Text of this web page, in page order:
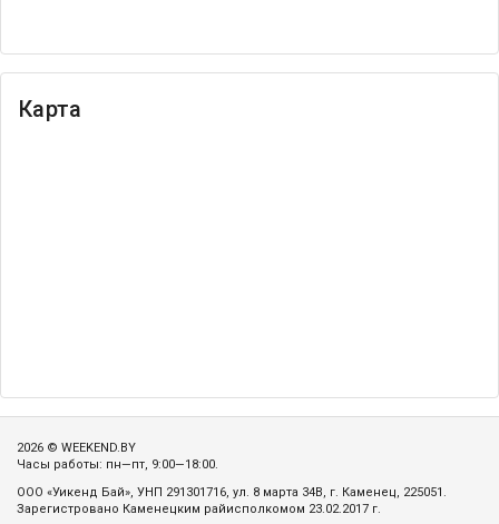
Карта
2026 © WEEKEND.BY
Часы работы: пн—пт, 9:00—18:00.
ООО «Уикенд Бай», УНП 291301716, ул. 8 марта 34В, г. Каменец, 225051.
Зарегистровано Каменецким райисполкомом 23.02.2017 г.